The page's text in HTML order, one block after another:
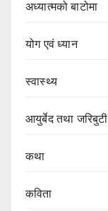
अध्यात्मको बाटोमा
योग एवं ध्यान
स्वास्थ्य
आयुर्बेद तथा जरिबुटी
कथा
कविता